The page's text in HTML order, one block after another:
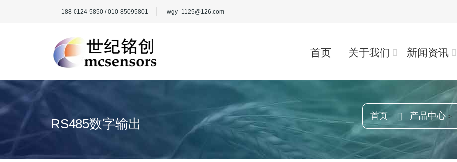
188-0124-5850 / 010-85095801 wgy_1125@126.com
首页 关于我们 新闻资讯
RS485数字输出
首页 产品中心 >